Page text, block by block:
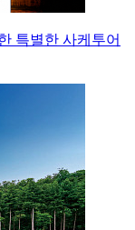
특별한 사케투어